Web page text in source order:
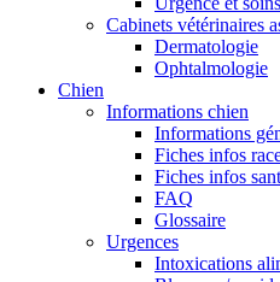
Cabinets vétérinaires
Dermatologie
Ophtalmologie
Chien
Informations chien
Informations
Fiches infos
Fiches infos
FAQ
Glossaire
Urgences
Intoxications